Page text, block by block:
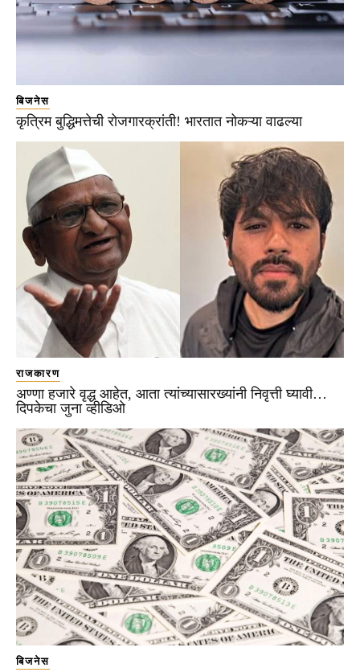
बिजनेस
कृत्रिम बुद्धिमत्तेची रोजगारक्रांती! भारतात नोकऱ्या वाढल्या
राजकारण
अण्णा हजारे वृद्ध आहेत, आता त्यांच्यासारख्यांनी निवृत्ती घ्यावी…
दिपकेचा जुना व्हीडिओ
बिजनेस